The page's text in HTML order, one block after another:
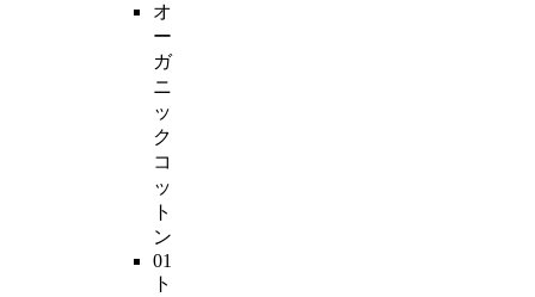
オ
ー
ガ
ニ
ッ
ク
コ
ッ
ト
ン
01
ト